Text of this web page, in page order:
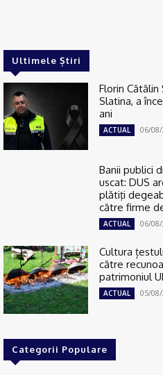
Ultimele Știri
Florin
Slatina, a
ani
ACTUAL 06/
Banii publici
uscat: DUS
plătiţi
către firme
ACTUAL 06/
Cultura
către
patrimoniul
ACTUAL 05/
Categorii Populare